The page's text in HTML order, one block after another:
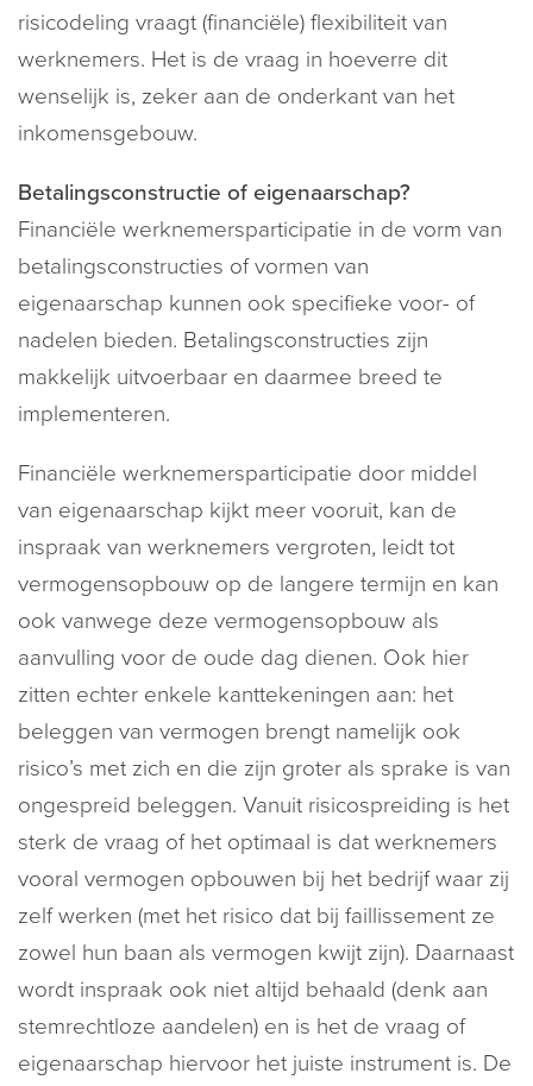
risicodeling vraagt (financiële) flexibiliteit van
werknemers. Het is de vraag in hoeverre dit
wenselijk is, zeker aan de onderkant van het
inkomensgebouw.
Betalingsconstructie of eigenaarschap?
Financiële werknemersparticipatie in de vorm van
betalingsconstructies of vormen van
eigenaarschap kunnen ook specifieke voor- of
nadelen bieden. Betalingsconstructies zijn
makkelijk uitvoerbaar en daarmee breed te
implementeren.
Financiële werknemersparticipatie door middel
van eigenaarschap kijkt meer vooruit, kan de
inspraak van werknemers vergroten, leidt tot
vermogensopbouw op de langere termijn en kan
ook vanwege deze vermogensopbouw als
aanvulling voor de oude dag dienen. Ook hier
zitten echter enkele kanttekeningen aan: het
beleggen van vermogen brengt namelijk ook
risico’s met zich en die zijn groter als sprake is van
ongespreid beleggen. Vanuit risicospreiding is het
sterk de vraag of het optimaal is dat werknemers
vooral vermogen opbouwen bij het bedrijf waar zij
zelf werken (met het risico dat bij faillissement ze
zowel hun baan als vermogen kwijt zijn). Daarnaast
wordt inspraak ook niet altijd behaald (denk aan
stemrechtloze aandelen) en is het de vraag of
eigenaarschap hiervoor het juiste instrument is. De